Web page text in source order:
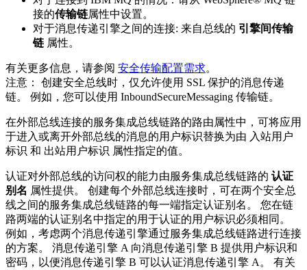
接的传输链属性中设置。
对于消息传递引擎之间的连接: 来自总线的 引擎间传输
链 属性。
有关更多信息，请参阅 安全传输配置需求。
注意：
创建安全总线时，仅允许使用 SSL 保护的消息传递
链。 例如，您可以使用 InboundSecureMessaging 传输链。
在外部总线连接的服务集成总线链路的路由属性中，可将应用
于进入或离开外部总线的消息的用户标识替换为由 入站用户
标识 和 出站用户标识 属性指定的值。
认证对外部总线的访问权的能力由服务集成总线链路的 认证
别名 属性提供。 创建每个外部总线连接时，可在两个安全总
线之间的服务集成总线链路的每一端指定认证别名。 您在链
路两端的认证别名中指定的用于认证的用户标识必须相同。
例如，考虑两个消息传递引擎通过服务集成总线链路进行连接
的方案。 消息传递引擎 A 向消息传递引擎 B 提供用户标识和
密码，以便消息传递引擎 B 可以认证消息传递引擎 A。 有关